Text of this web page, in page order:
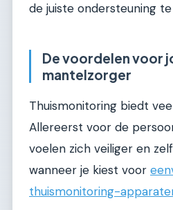
de juiste ondersteuning
De voordelen voor
mantelzorger
Thuismonitoring biedt
Allereerst voor de
voelen zich veiliger en
wanneer je kiest voor
thuismonitoring-